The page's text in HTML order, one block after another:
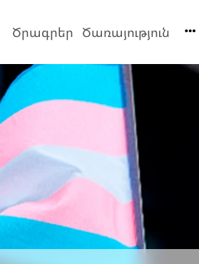
Ծրագրեր Ծառայություն